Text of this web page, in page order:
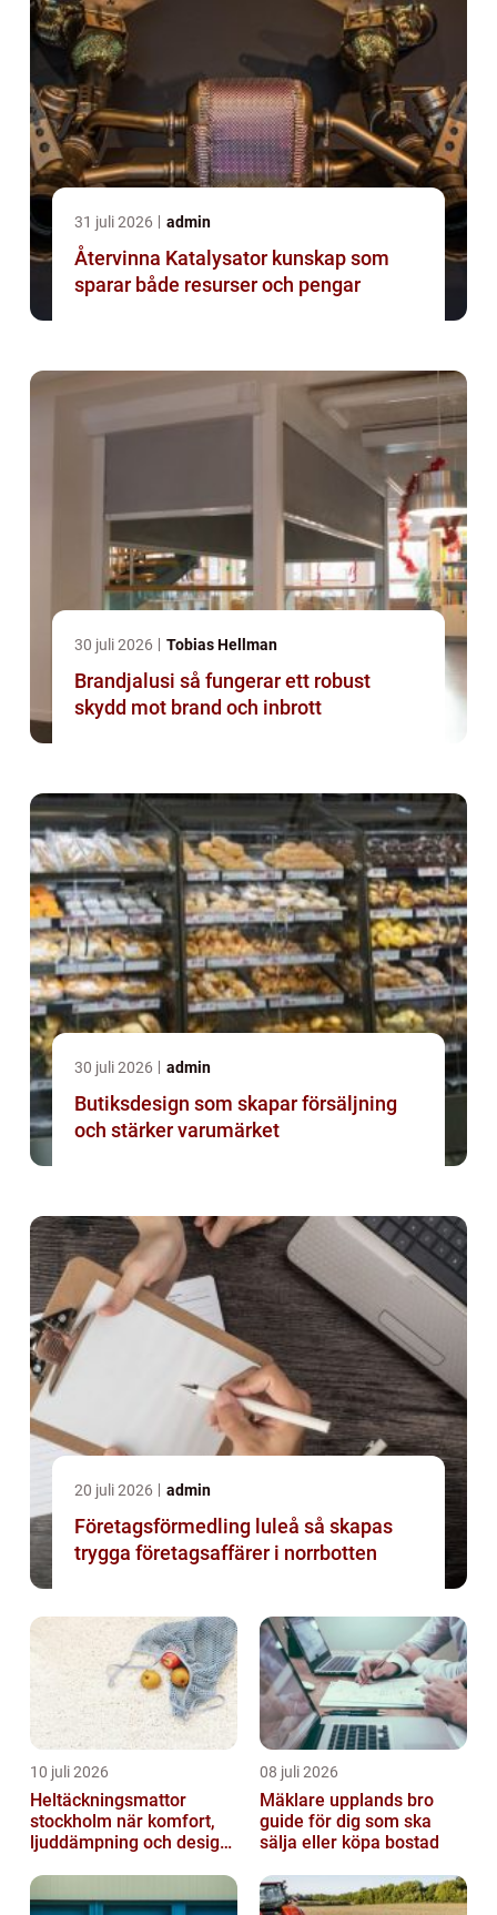
31 juli 2026 admin
Återvinna Katalysator kunskap som
sparar både resurser och pengar
30 juli 2026 Tobias Hellman
Brandjalusi så fungerar ett robust
skydd mot brand och inbrott
30 juli 2026 admin
Butiksdesign som skapar försäljning
och stärker varumärket
20 juli 2026 admin
Företagsförmedling luleå så skapas
trygga företagsaffärer i norrbotten
10 juli 2026
Heltäckningsmattor
stockholm när komfort,
ljuddämpning och design
08 juli 2026
Mäklare upplands bro
guide för dig som ska
sälja eller köpa bostad